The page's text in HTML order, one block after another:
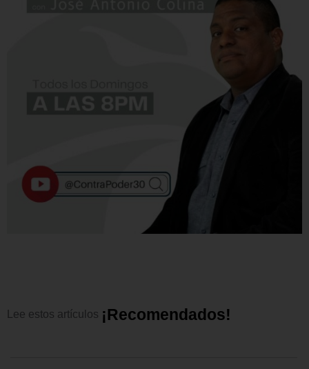
Lee estos artículos ¡Recomend ad os!